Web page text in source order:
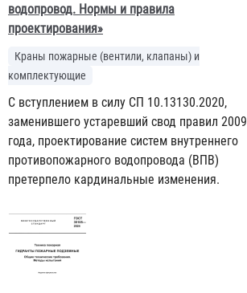
водопровод. Нормы и правила
проектирования»
Краны пожарные (вентили, клапаны) и
комплектующие
С вступлением в силу СП 10.13130.2020,
заменившего устаревший свод правил 2009
года, проектирование систем внутреннего
противопожарного водопровода (ВПВ)
претерпело кардинальные изменения.